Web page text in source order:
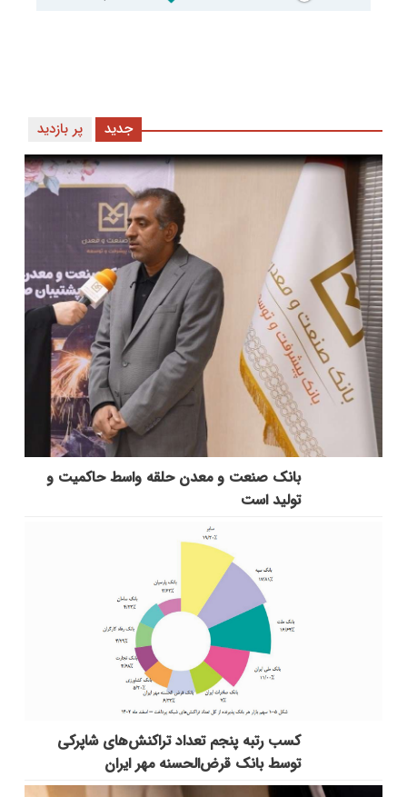
پر بازدید جدید
بانك صنعت و معدن حلقه واسط حاكمیت و
تولید است
کسب رتبه پنجم تعداد تراکنش‌های شاپرکی
توسط بانک قرض‌الحسنه مهر ایران